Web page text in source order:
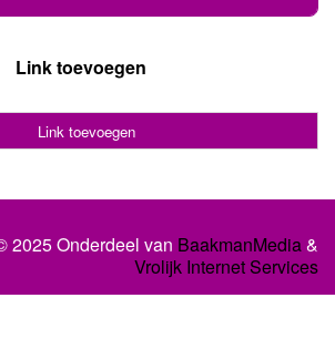
Link toevoegen
Link toevoegen
2025 Onderdeel van BaakmanMedia&
Vrolijk Internet Services